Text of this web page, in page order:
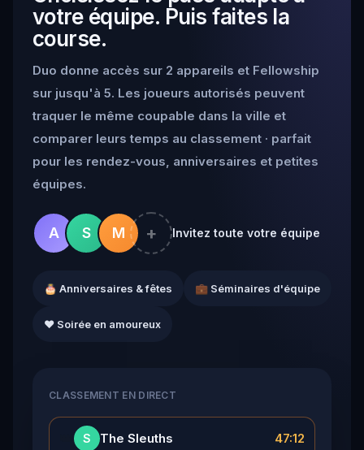
votre équipe. Puis faites la
course.
Duo donne accès sur 2 appareils et Fellowship
sur jusqu'à 5. Les joueurs autorisés peuvent
traquer le même coupable dans la ville et
comparer leurs temps au classement · parfait
pour les rendez-vous, anniversaires et petites
équipes.
A S M + Invitez toute votre équipe
🎂 Anniversaires & fêtes 💼 Séminaires d'équipe
❤️ Soirée en amoureux
CLASSEMENT EN DIRECT
S The Sleuths 47:12